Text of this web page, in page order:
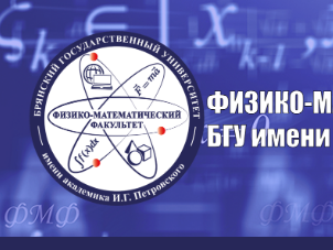
Перейти
к
содержимому